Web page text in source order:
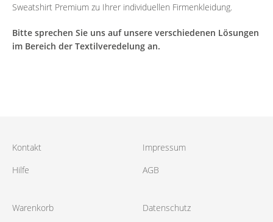
Sweatshirt Premium zu Ihrer individuellen Firmenkleidung.
Bitte sprechen Sie uns auf unsere verschiedenen Lösungen
im Bereich der Textilveredelung an.
Kontakt
Hilfe
Impressum
AGB
Warenkorb Datenschutz